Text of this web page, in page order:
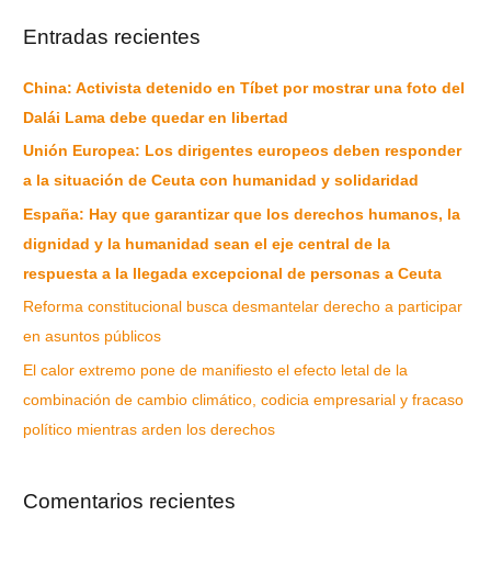
Entradas recientes
China: Activista detenido en Tíbet por mostrar una foto del
Dalái Lama debe quedar en libertad
Unión Europea: Los dirigentes europeos deben responder
a la situación de Ceuta con humanidad y solidaridad
España: Hay que garantizar que los derechos humanos, la
dignidad y la humanidad sean el eje central de la
respuesta a la llegada excepcional de personas a Ceuta
Reforma constitucional busca desmantelar derecho a participar
en asuntos públicos
El calor extremo pone de manifiesto el efecto letal de la
combinación de cambio climático, codicia empresarial y fracaso
político mientras arden los derechos
Comentarios recientes